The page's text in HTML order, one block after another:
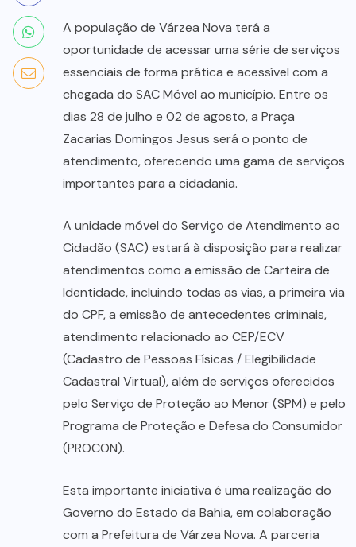
A população de Várzea Nova terá a
oportunidade de acessar uma série de serviços
essenciais de forma prática e acessível com a
chegada do SAC Móvel ao município. Entre os
dias 28 de julho e 02 de agosto, a Praça
Zacarias Domingos Jesus será o ponto de
atendimento, oferecendo uma gama de serviços
importantes para a cidadania.
A unidade móvel do Serviço de Atendimento ao
Cidadão (SAC) estará à disposição para realizar
atendimentos como a emissão de Carteira de
Identidade, incluindo todas as vias, a primeira via
do CPF, a emissão de antecedentes criminais,
atendimento relacionado ao CEP/ECV
(Cadastro de Pessoas Físicas / Elegibilidade
Cadastral Virtual), além de serviços oferecidos
pelo Serviço de Proteção ao Menor (SPM) e pelo
Programa de Proteção e Defesa do Consumidor
(PROCON).
Esta importante iniciativa é uma realização do
Governo do Estado da Bahia, em colaboração
com a Prefeitura de Várzea Nova. A parceria